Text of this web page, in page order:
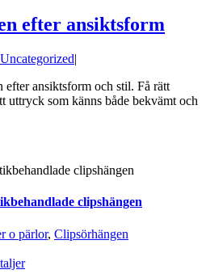
efter ansiktsform
Uncategorized|
efter ansiktsform och stil. Få rätt
uttryck som känns både bekvämt och
clipshängen
o pärlor, Clipsörhängen